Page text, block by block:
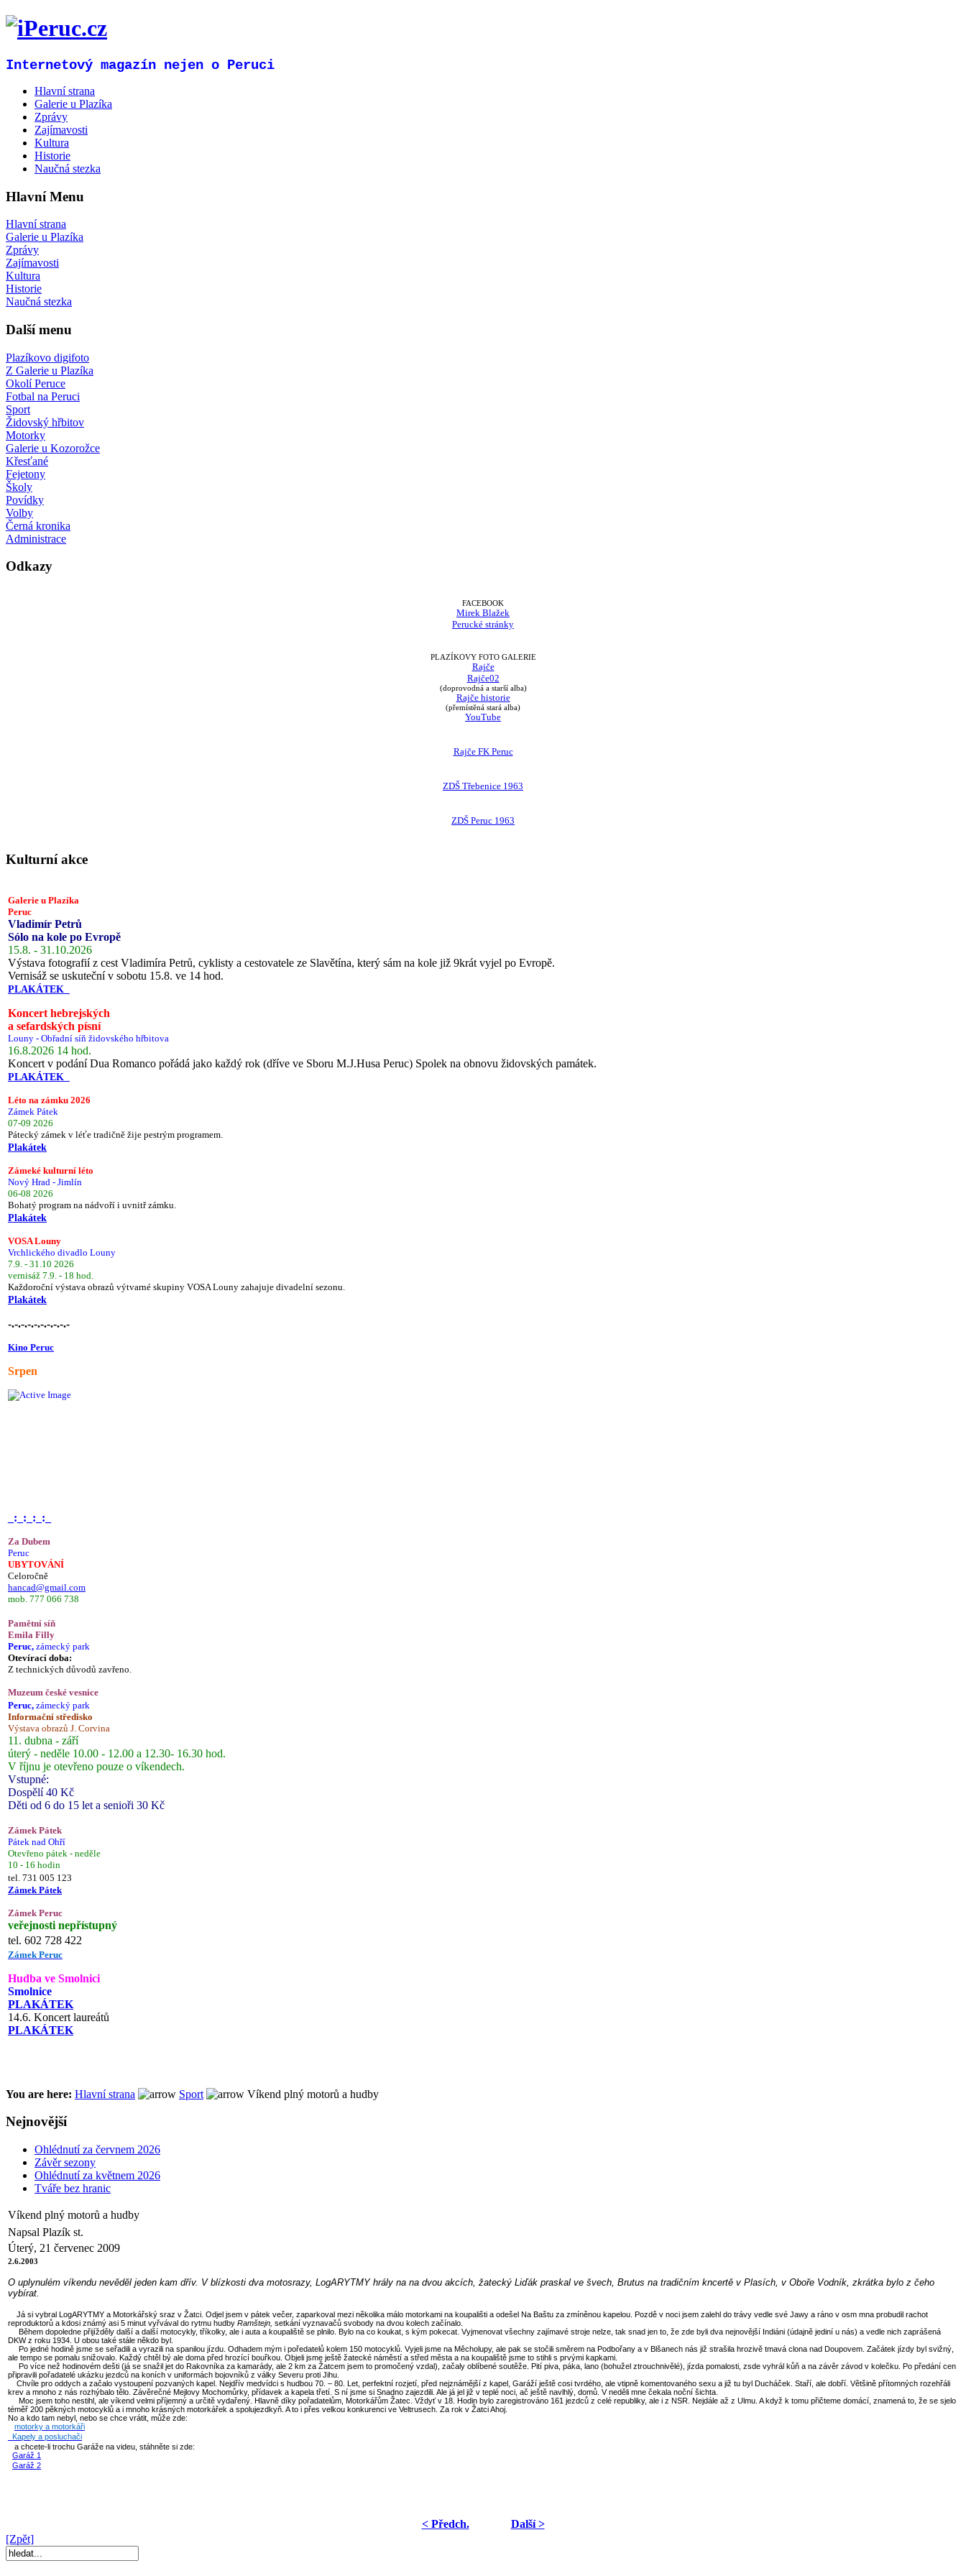
Internetový magazín nejen o Peruci
Hlavní strana
Galerie u Plazíka
Zprávy
Zajímavosti
Kultura
Historie
Naučná stezka
Hlavní Menu
Hlavní strana
Galerie u Plazíka
Zprávy
Zajímavosti
Kultura
Historie
Naučná stezka
Další menu
Plazíkovo digifoto
Z Galerie u Plazíka
Okolí Peruce
Fotbal na Peruci
Sport
Židovský hřbitov
Motorky
Galerie u Kozorožce
Křesťané
Fejetony
Školy
Povídky
Volby
Černá kronika
Administrace
Odkazy
FACEBOOK
Mirek Blažek
Perucké stránky
PLAZÍKOVY FOTO GALERIE
Rajče
Rajče02
(doprovodná a starší alba)
Rajče historie
(přemístěná stará alba)
YouTube
Rajče FK Peruc
ZDŠ Třebenice 1963
ZDŠ Peruc 1963
Kulturní akce
Galerie u Plazíka
Peruc
Vladimír Petrů
Sólo na kole po Evropě
15.8. - 31.10.2026
Výstava fotografií z cest Vladimíra Petrů, cyklisty a cestovatele ze Slavětína, který sám na kole již 9krát vyjel po Evropě.
Vernisáž se uskuteční v sobotu 15.8. ve 14 hod.
PLAKÁTEK
Koncert hebrejských
a sefardských písní
Louny - Obřadní síň židovského hřbitova
16.8.2026 14 hod.
Koncert v podání Dua Romanco pořádá jako každý rok (dříve ve Sboru M.J.Husa Peruc) Spolek na obnovu židovských památek.
PLAKÁTEK
Léto na zámku 2026
Zámek Pátek
07-09 2026
Pátecký zámek v léťe tradičně žije pestrým programem.
Plakátek
Zámeké kulturní léto
Nový Hrad - Jimlín
06-08 2026
Bohatý program na nádvoří i uvnitř zámku.
Plakátek
VOSA Louny
Vrchlického divadlo Louny
7.9. - 31.10 2026
vernisáž 7.9. - 18 hod.
Každoroční výstava obrazů výtvarné skupiny VOSA Louny zahajuje divadelní sezonu.
Plakátek
-.-.-.-.-.-.-.-.-.-
Kino Peruc
Srpen
_:_:_:_:_
Za Dubem
Peruc
UBYTOVÁNÍ
Celoročně
hancad@gmail.com
mob. 777 066 738
Pamětní síň
Emila Filly
Peruc, zámecký park
Otevírací doba:
Z technických důvodů zavřeno.
Muzeum české vesnice
Peruc, zámecký park
Informační středisko
Výstava obrazů J. Corvina
11. dubna - září
úterý - neděle 10.00 - 12.00 a 12.30- 16.30 hod.
V říjnu je otevřeno pouze o víkendech.
Vstupné:
Dospělí 40 Kč
Děti od 6 do 15 let a senioři 30 Kč
Zámek Pátek
Pátek nad Ohří
Otevřeno pátek - neděle
10 - 16 hodin
tel. 731 005 123
Zámek Pátek
Zámek Peruc
veřejnosti nepřístupný
tel. 602 728 422
Zámek Peruc
Hudba ve Smolnici
Smolnice
PLAKÁTEK
14.6. Koncert laureátů
PLAKÁTEK
You are here: Hlavní strana Sport Víkend plný motorů a hudby
Nejnovější
Ohlédnutí za červnem 2026
Závěr sezony
Ohlédnutí za květnem 2026
Tváře bez hranic
Víkend plný motorů a hudby
Napsal Plazík st.
Úterý, 21 červenec 2009
2.6.2003
O uplynulém víkendu nevěděl jeden kam dřív. V blízkosti dva motosrazy, LogARYTMY hrály na na dvou akcích, žatecký Liďák praskal ve švech, Brutus na tradičním kncertě v Plasích, v Oboře Vodník, zkrátka bylo z čeho
vybírat.
Já si vybral LogARYTMY a Motorkářský sraz v Žatci. Odjel jsem v pátek večer, zaparkoval mezi několika málo motorkami na koupališti a odešel Na Baštu za zmíněnou kapelou. Pozdě v noci jsem zalehl do trávy vedle své Jawy a ráno v osm mna probudil rachot
reproduktorů a kdosi známý asi 5 minut vyřvával do rytmu hudby Ramštejn, setkání vyznavačů svobody na dvou kolech začínalo.
Během dopoledne přijížděly další a další motocykly, tříkolky, ale i auta a koupaliště se plnilo. Bylo na co koukat, s kým pokecat. Vyjmenovat všechny zajímavé stroje nelze, tak snad jen to, že zde byli dva nejnovější Indiáni (údajně jediní u nás) a vedle nich zaprášená
DKW z roku 1934. U obou také stále někdo byl.
Po jedné hodině jsme se seřadili a vyrazili na spanilou jízdu. Odhadem mým i poředatelů kolem 150 motocyklů. Vyjeli jsme na Měcholupy, ale pak se stočili směrem na Podbořany a v Blšanech nás již strašila hrozivě tmavá clona nad Doupovem. Začátek jízdy byl svižný,
ale tempo se pomalu snižovalo. Každý chtěl bý ale doma před hrozící bouřkou. Objeli jsme ještě žatecké náměstí a střed města a na koupaliště jsme to stihli s prvými kapkami.
Po více než hodinovém dešti (já se snažil jet do Rakovníka za kamarády, ale 2 km za Žatcem jsem to promočený vzdal), začaly oblíbené soutěže. Pití piva, páka, lano (bohužel ztrouchnivělé), jízda pomalosti, zsde vyhrál kůň a na závěr závod v kolečku. Po předání cen
připravili pořadatelé ukázku jezdců na koních v uniformách bojovníků z války Severu proti Jihu.
Chvíle pro oddych a začalo vystoupení pozvaných kapel. Nejdřív medvídci s hudbou 70. – 80. Let, perfektní rozjetí, před nejznámější z kapel, Garáží ještě cosi tvrdého, ale vtipně komentovaného sexu a již tu byl Ducháček. Staří, ale dobří. Většině přítomných rozehřáli
krev a mnoho z nás rozhýbalo tělo. Závěrečné Mejlovy Mochomůrky, přídavek a kapela třetí. S ní jsme si Snadno zajezdili. Ale já jel již v teplé noci, ač ještě navlhlý, domů. Vneděli mne čekala noční šichta.
Moc jsem toho nestihl, ale víkend velmi příjemný a určitě vydařený. Hlavně díky pořadatelům, Motorkářům Žatec. Vždyť v 18. Hodin bylo zaregistrováno 161 jezdců z celé republiky, ale i z NSR. Nejdále až z Ulmu. A když k tomu přičteme domácí, znamená to, že se sjelo
téměř 200 pěkných motocyklů a i mnoho krásných motorkářek a spolujezdkyň. A to i přes velkou konkurenci ve Veltrusech. Za rok v ŽatciAhoj.
No a kdo tam nebyl, nebo se chce vrátit, může zde:
motorky a motorkáři
Kapely a posluchači
a chcete-li trochu Garáže na videu, stáhněte si zde:
Garáž 1
Garáž 2
< Předch.
Další >
[Zpět]